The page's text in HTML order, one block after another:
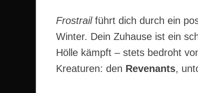
Frostrailführt dich durch ein
Winter. Dein Zuhause ist ein
Hölle kämpft – stets bedroht
Kreaturen: den Revenants,